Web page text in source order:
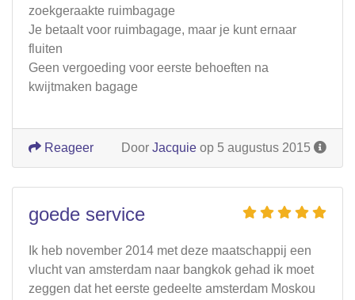
zoekgeraakte ruimbagage
Je betaalt voor ruimbagage, maar je kunt ernaar
fluiten
Geen vergoeding voor eerste behoeften na
kwijtmaken bagage
Door Jacquie op 5 augustus 2015
Reageer
goede service
Ik heb november 2014 met deze maatschappij een
vlucht van amsterdam naar bangkok gehad ik moet
zeggen dat het eerste gedeelte amsterdam Moskou